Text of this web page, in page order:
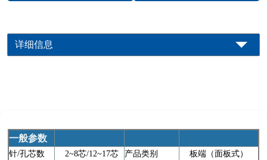
详细信息
一般参数
针/孔芯数 2~8芯/12~17芯 产品类别
板端（面板式）